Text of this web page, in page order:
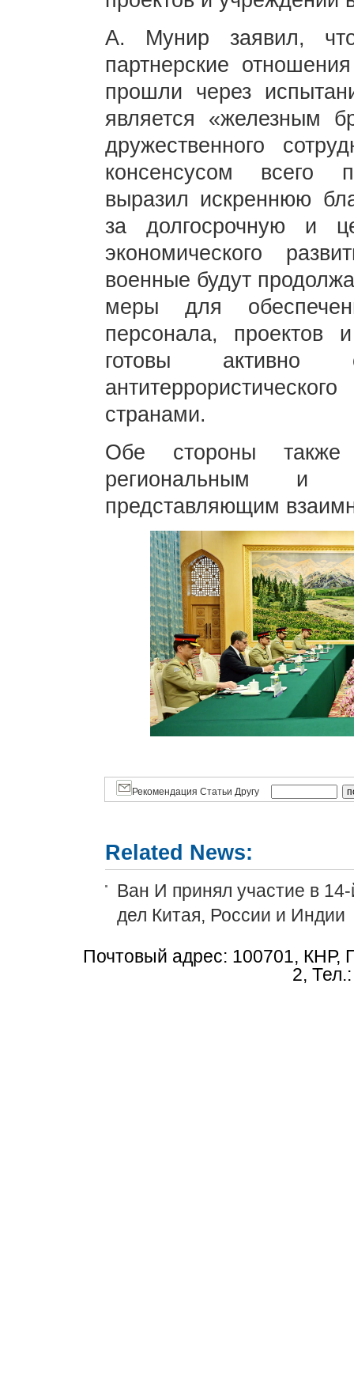
А. Мунир заявил, что
партнерские
прошли через
является «железным
дружественного
консенсусом всего
выразил искреннюю
за долгосрочную и
экономического
военные будут
меры для
персонала, проектов
готовы активно
странами.
Обе стороны
региональным и
представляющим
Рекомендация Статьи Другу
Related News:
Ван И принял участие в
дел Китая, России и Индии
Почтовый адрес: 100701, КНР,
2,